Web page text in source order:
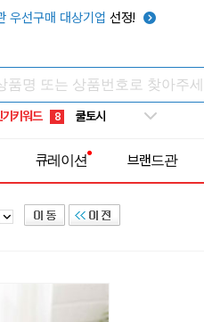
우선구매 대상기업 선정!
기키워드
5 키캡
8 쿨토시
9 넥쿨러
1 선풍기
큐레이션 브랜드관